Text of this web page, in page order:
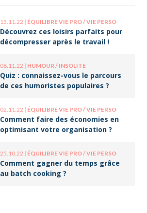
15.11.22 | ÉQUILIBRE VIE PRO / VIE PERSO
Découvrez ces loisirs parfaits pour
décompresser après le travail !
08.11.22 | HUMOUR / INSOLITE
Quiz : connaissez-vous le parcours
de ces humoristes populaires ?
02.11.22 | ÉQUILIBRE VIE PRO / VIE PERSO
Comment faire des économies en
optimisant votre organisation ?
25.10.22 | ÉQUILIBRE VIE PRO / VIE PERSO
Comment gagner du temps grâce
au batch cooking ?